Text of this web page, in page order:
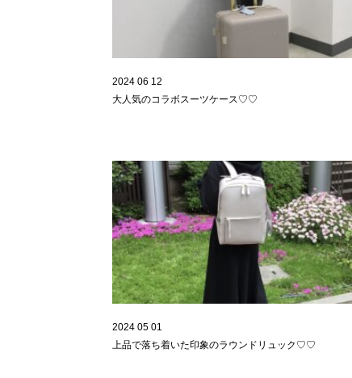
2024 06 12
大人気のコラボスーツケース♡♡
2024 05 01
上品で落ち着いた印象のラウンドリュック♡♡